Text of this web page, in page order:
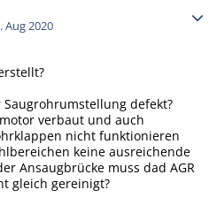
Aug 2020
defekt?
verbaut und auch
nicht funktionieren
keine ausreichende
Ansaugbrücke muss dad AGR
gleich gereinigt?